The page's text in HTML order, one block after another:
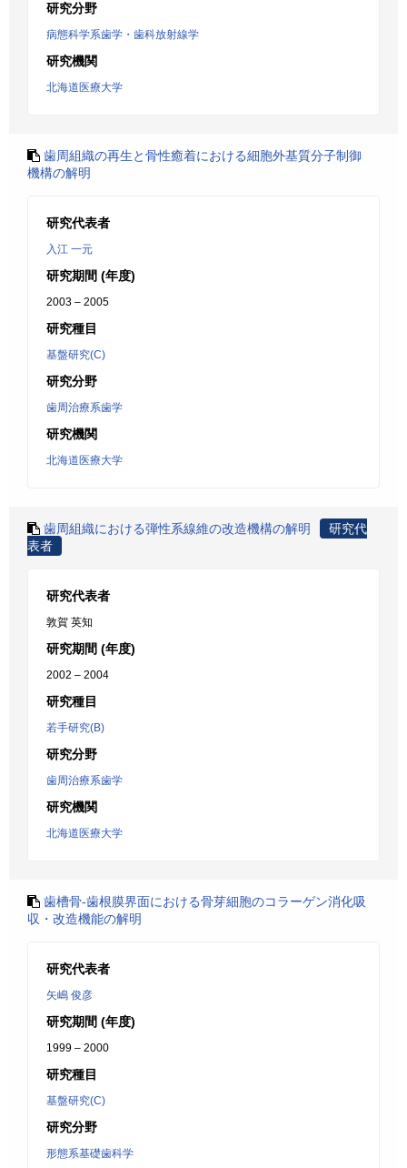
研究分野
病態科学系歯学・歯科放射線学
研究機関
北海道医療大学
歯周組織の再生と骨性癒着における細胞外基質分子制御
機構の解明
研究代表者
入江 一元
研究期間 (年度)
2003 – 2005
研究種目
基盤研究(C)
研究分野
歯周治療系歯学
研究機関
北海道医療大学
歯周組織における弾性系線維の改造機構の解明
研究代
表者
研究代表者
敦賀 英知
研究期間 (年度)
2002 – 2004
研究種目
若手研究(B)
研究分野
歯周治療系歯学
研究機関
北海道医療大学
歯槽骨-歯根膜界面における骨芽細胞のコラーゲン消化吸
収・改造機能の解明
研究代表者
矢嶋 俊彦
研究期間 (年度)
1999 – 2000
研究種目
基盤研究(C)
研究分野
形態系基礎歯科学